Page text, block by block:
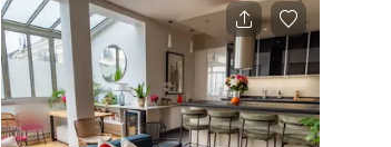
de 35 m² dispose de plafonds de 3,40 m de
hauteur, d'une architecture parisienne
élégante et d'une lumière naturelle douce et
indirecte — idéal pour capturer des
ambiances authentiques et
cinématographiques. Parfait pour les